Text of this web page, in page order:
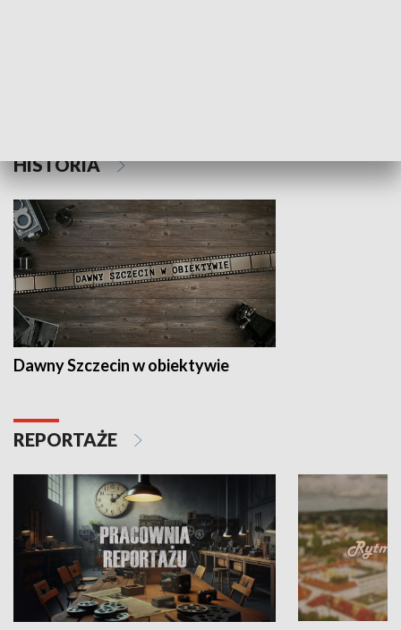
HISTORIA
Dawny Szczecin w obiektywie
REPORTAŻE